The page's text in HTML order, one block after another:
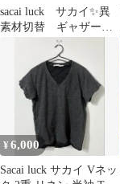
sacai luck サカイ✨異
素材切替 ギャザー
フリル カットソー
¥6,000
Sacai luck サカイ Vネッ